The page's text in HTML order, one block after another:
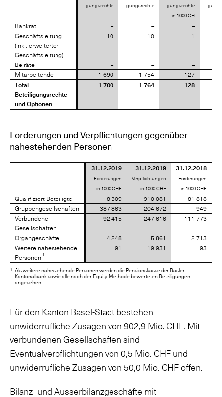
gungsrechte gungsrechte gungsrechte
in 1000 CH
Bankrat – –
–
Geschäftsleitung
(inkl. erweiterter
Geschäftsleitung)
10 10 1
Beiräte – –
–
Mitarbeitende
1 690 1 754
127
Total
Beteiligungsrechte
und Optionen
1 700 1 764 128
Bankrat
Geschäftsleitung
(inkl. erweiterter
Geschäftsleitung)
Beiräte
Mitarbeitende
Total
Beteiligungsrechte
und Optionen
Forderungen und Verpflichtungen gegenüber
nahestehenden Personen
31.12.2019
Forderungen
in 1000 CHF
31.12.2019
Verpflichtungen
in 1000 CHF
31.12.2018
Forderungen
in 1000 CHF
Qualifiziert Beteiligte 8 309 910 081
81 818
Gruppengesellschaften
387 863 204 672
949
Verbundene
Gesellschaften
92 415 247 616 111 773
Organgeschäfte 4 248 5 861
2 713
Weitere nahestehende
Personen 1
91 19 931 93
1 Als weitere nahestehende Personen werden die Pensionskasse der Basler
Kantonalbank sowie alle nach der Equity-Methode bewerteten Beteiligungen
angesehen.
Qualifiziert Beteiligte
Gruppengesellschaften
Verbundene
Gesellschaften
Organgeschäfte
Weitere nahestehende
Personen 1
Für den Kanton Basel-Stadt bestehen
unwiderrufliche Zusagen von 902,9 Mio. CHF. Mit
verbundenen Gesellschaften sind
Eventualverpflichtungen von 0,5 Mio. CHF und
unwiderrufliche Zusagen von 50,0 Mio. CHF offen.
Bilanz- und Ausserbilanzgeschäfte mit